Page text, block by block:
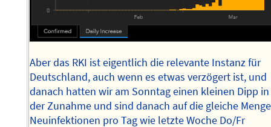
Aber das RKI ist eigentlich die relevante Instanz für
Deutschland, auch wenn es etwas verzögert ist, und
danach hatten wir am Sonntag einen kleinen Dipp in
der Zunahme und sind danach auf die gleiche Menge
Neuinfektionen pro Tag wie letzte Woche Do/Fr